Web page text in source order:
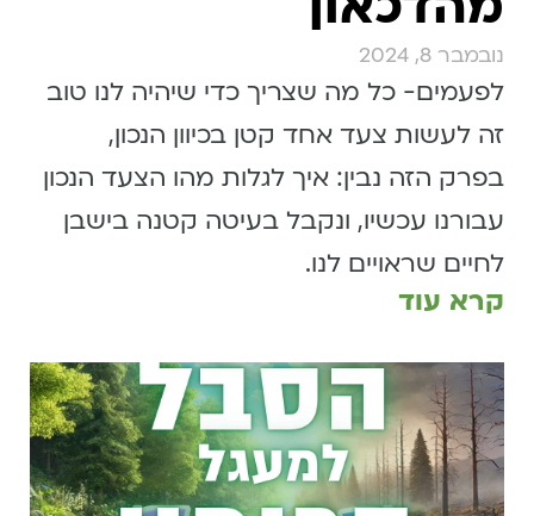
נובמבר 8, 2024
לפעמים- כל מה שצריך כדי שיהיה לנו טוב
זה לעשות צעד אחד קטן בכיוון הנכון,
בפרק הזה נבין: איך לגלות מהו הצעד הנכון
עבורנו עכשיו, ונקבל בעיטה קטנה בישבן
לחיים שראויים לנו.
קרא עוד